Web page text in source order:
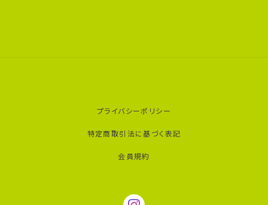
プライバシーポリシー
特定商取引法に基づく表記
会員規約